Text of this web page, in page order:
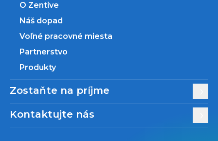
O Zentive
Náš dopad
Voľné pracovné miesta
Partnerstvo
Produkty
Zostaňte na príjme
Kontaktujte nás